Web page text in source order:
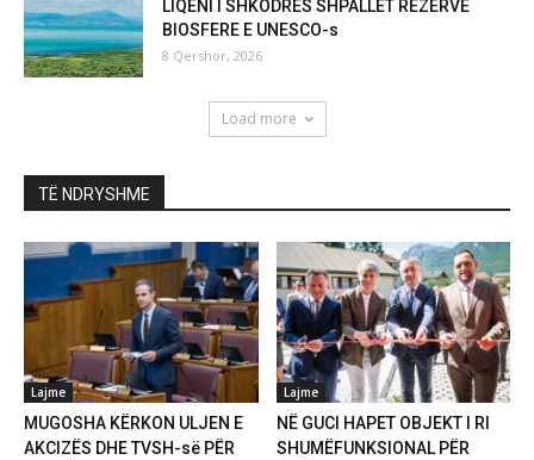
LIQENI I SHKODRËS SHPALLET REZERVË
BIOSFERE E UNESCO-s
8 Qershor, 2026
Load more
TË NDRYSHME
Lajme
MUGOSHA KËRKON ULJEN E
AKCIZËS DHE TVSH-së PËR
Lajme
NË GUCI HAPET OBJEKT I RI
SHUMËFUNKSIONAL PËR